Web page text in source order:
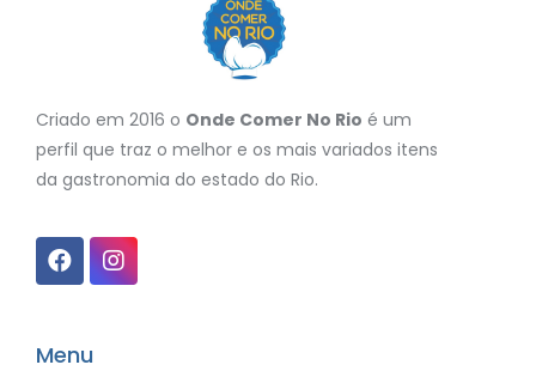
Criado em 2016 o Onde Comer No Rio é um
perfil que traz o melhor e os mais variados itens
da gastronomia do estado do Rio.
Menu